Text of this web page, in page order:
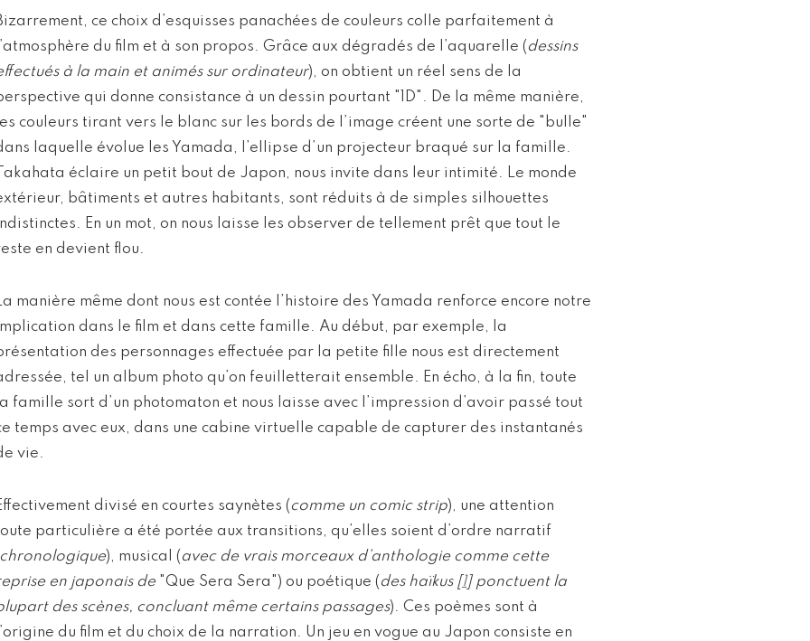
ce choix d’esquisses panachées de couleurs colle parfaitement à
du film et à son propos. Grâce aux dégradés de l’aquarelle (dessins
à la main et animés sur ordinateur), on obtient un réel sens de la
qui donne consistance à un dessin pourtant "1D". De la même manière,
couleurs tirant vers le blanc sur les bords de l’image créent une sorte de "bulle"
laquelle évolue les Yamada, l’ellipse d’un projecteur braqué sur la famille.
éclaire un petit bout de Japon, nous invite dans leur intimité. Le monde
bâtiments et autres habitants, sont réduits à de simples silhouettes
En un mot, on nous laisse les observer de tellement prêt que tout le
en devient flou.
manière même dont nous est contée l’histoire des Yamada renforce encore notre
dans le film et dans cette famille. Au début, par exemple, la
des personnages effectuée par la petite fille nous est directement
tel un album photo qu’on feuilletterait ensemble. En écho, à la fin, toute
famille sort d’un photomaton et nous laisse avec l’impression d’avoir passé tout
temps avec eux, dans une cabine virtuelle capable de capturer des instantanés
vie.
divisé en courtes saynètes (comme un comic strip), une attention
particulière a été portée aux transitions, qu’elles soient d’ordre narratif
chronologique), musical (avec de vrais morceaux d’anthologie comme cette
en japonais de "Que Sera Sera") ou poétique (des haïkus[1]ponctuent la
des scènes, concluant même certains passages). Ces poèmes sont à
du film et du choix de la narration. Un jeu en vogue au Japon consiste en